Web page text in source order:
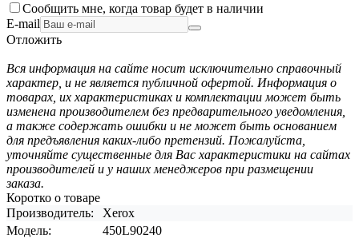
Сообщить мне, когда товар будет в наличии
E-mail
Отложить
Вся информация на сайте носит исключительно справочный
характер, и не является публичной офертой. Информация о
товарах, их характеристиках и комплектации может быть
изменена производителем без предварительного уведомления,
а также содержать ошибки и не может быть основанием
для предъявления каких-либо претензий. Пожалуйста,
уточняйте существенные для Вас характеристики на сайтах
производителей и у наших менеджеров при размещении
заказа.
Коротко о товаре
Производитель:
Xerox
Модель:
450L90240